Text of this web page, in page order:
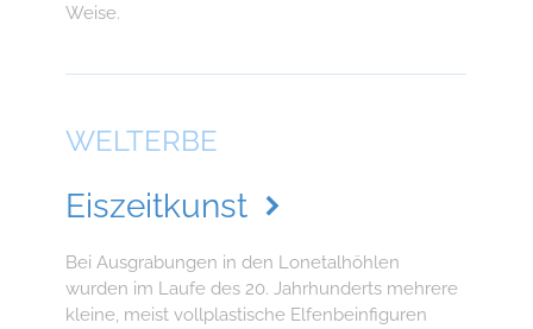
Weise.
WELTERBE
Eiszeitkunst
Bei Ausgrabungen in den Lonetalhöhlen
wurden im Laufe des 20. Jahrhunderts mehrere
kleine, meist vollplastische Elfenbeinfiguren